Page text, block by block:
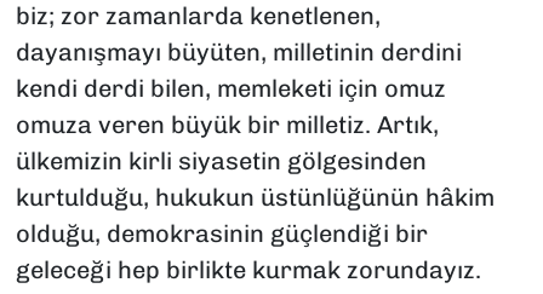
biz; zor zamanlarda kenetlenen,
dayanışmayı büyüten, milletinin derdini
kendi derdi bilen, memleketi için omuz
omuza veren büyük bir milletiz. Artık,
ülkemizin kirli siyasetin gölgesinden
kurtulduğu, hukukun üstünlüğünün hâkim
olduğu, demokrasinin güçlendiği bir
geleceği hep birlikte kurmak zorundayız.